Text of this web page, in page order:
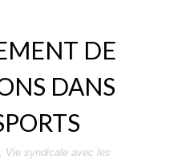
DE
DANS
, Vie syndicale avec les